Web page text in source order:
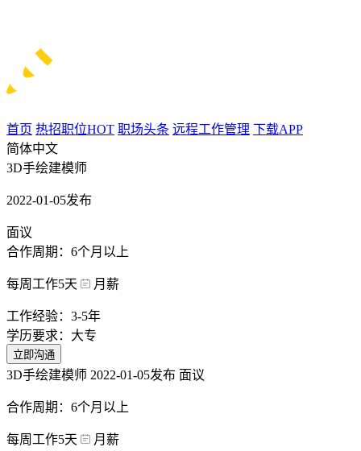
首页 热招职位HOT 职场头条 远程工作管理 下载APP
简体中文
3D手绘建模师
2022-01-05发布
面议
合作周期：6个月以上
每周工作5天 月薪
工作经验：3-5年
学历要求：大专
立即沟通
3D手绘建模师 2022-01-05发布 面议
合作周期：6个月以上
每周工作5天 月薪